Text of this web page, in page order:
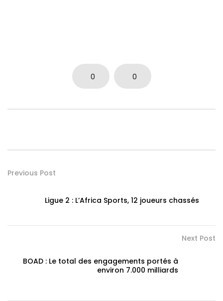
0 0
Previous Post
Ligue 2 : L’Africa Sports, 12 joueurs chassés
Next Post
BOAD : Le total des engagements portés à
environ 7.000 milliards